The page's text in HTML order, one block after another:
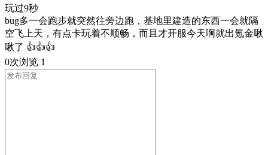
玩过9秒
bug多一会跑步就突然往旁边跑，基地里建造的东西一会就隔
空飞上天，有点卡玩着不顺畅，而且才开服今天啊就出氪金啾
啾了 👍👍👍
0次浏览 1